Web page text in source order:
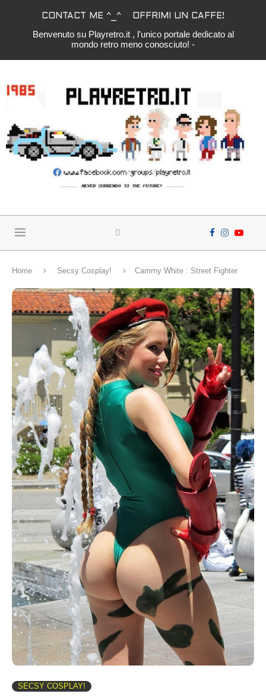
CONTACT ME ^_^ OFFRIMI UN CAFFE!
Benvenuto su Playretro.it , l'unico portale dedicato al
mondo retro meno conosciuto! -
Home Secsy Cosplay! Cammy White : Street Fighter
SECSY COSPLAY!